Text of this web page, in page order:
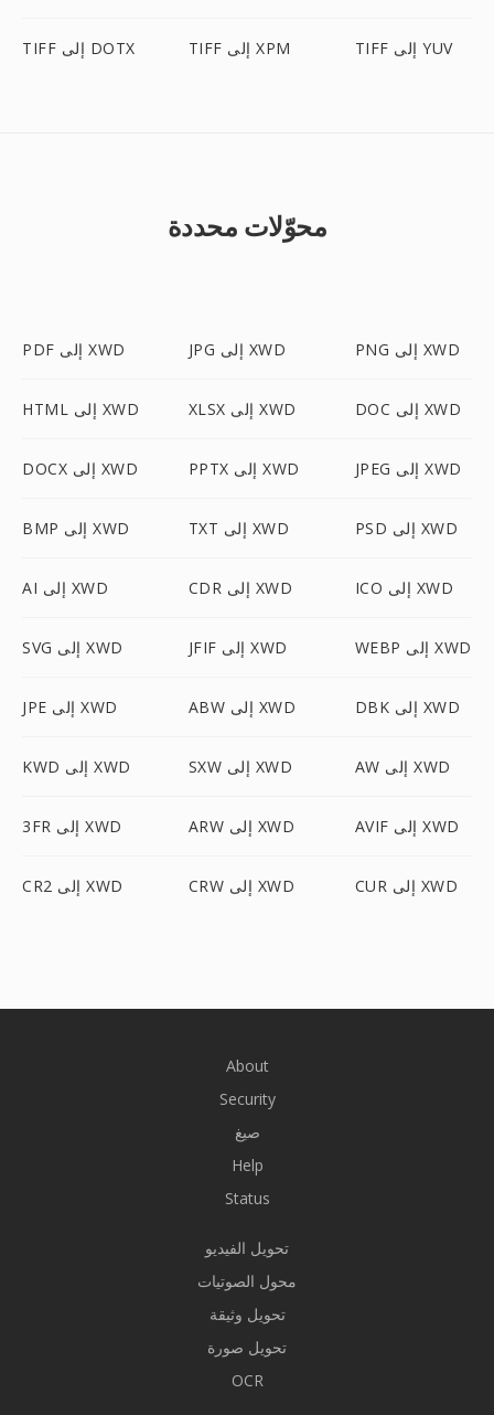
TIFF إلى DOTX TIFF إلى XPM TIFF إلى YUV
محوّلات محددة
PDF إلى XWD JPG إلى XWD PNG إلى XWD
HTML إلى XWD XLSX إلى XWD DOC إلى XWD
DOCX إلى XWD PPTX إلى XWD JPEG إلى XWD
BMP إلى XWD TXT إلى XWD PSD إلى XWD
AI إلى XWD CDR إلى XWD ICO إلى XWD
SVG إلى XWD JFIF إلى XWD WEBP إلى XWD
JPE إلى XWD ABW إلى XWD DBK إلى XWD
KWD إلى XWD SXW إلى XWD AW إلى XWD
3FR إلى XWD ARW إلى XWD AVIF إلى XWD
CR2 إلى XWD CRW إلى XWD CUR إلى XWD
About
Security
صيغ
Help
Status
تحويل الفيديو
محول الصوتيات
تحويل وثيقة
تحويل صورة
OCR